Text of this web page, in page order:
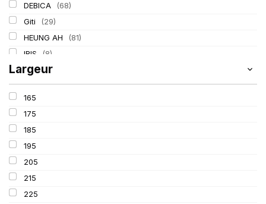
DEBICA
(68)
Giti
(29)
HEUNG AH
(81)
IRIS
(8)
ITALMATIC
LASSA (174)
LING LONG
MICHELIN
MITAS
Mondolfo ferro
PIRELLI
PROMETEON
SCHRADER
Largeur
165
175
185
195
205
215
225